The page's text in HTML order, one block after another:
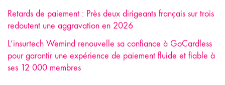
Retards de paiement : Près deux dirigeants français sur trois
redoutent une aggravation en 2026
L’insurtech Wemind renouvelle sa confiance à GoCardless
pour garantir une expérience de paiement fluide et fiable à
ses 12 000 membres